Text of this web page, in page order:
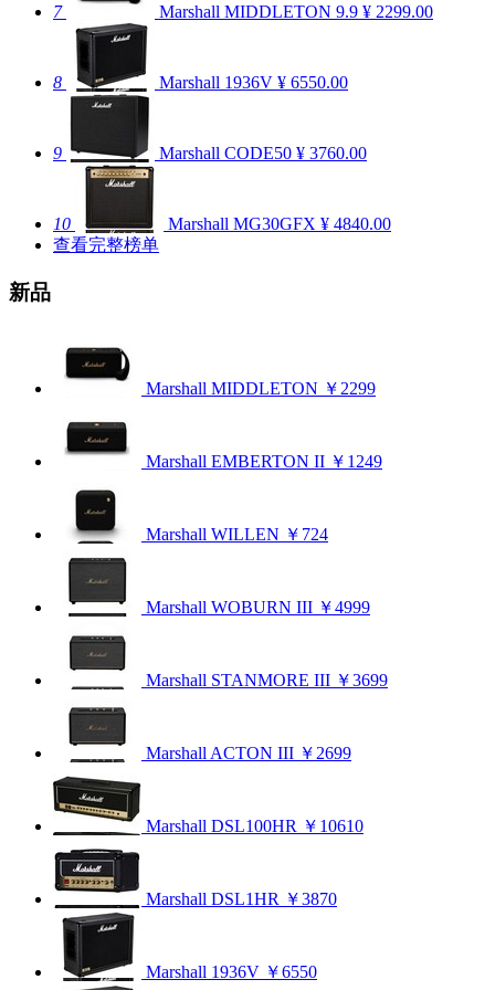
7 Marshall MIDDLETON 9.9 ¥ 2299.00
8 Marshall 1936V ¥ 6550.00
9 Marshall CODE50 ¥ 3760.00
10 Marshall MG30GFX ¥ 4840.00
查看完整榜单
新品
Marshall MIDDLETON ￥2299
Marshall EMBERTON II ￥1249
Marshall WILLEN ￥724
Marshall WOBURN III ￥4999
Marshall STANMORE III ￥3699
Marshall ACTON III ￥2699
Marshall DSL100HR ￥10610
Marshall DSL1HR ￥3870
Marshall 1936V ￥6550